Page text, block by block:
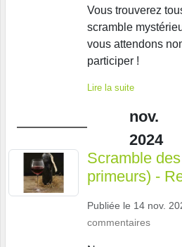
Vous trouverez
scramble
vous attendons
participer !
Lire la suite
nov.
2024
Scramble
primeurs) -
Publiée le 14 nov.
commentaires